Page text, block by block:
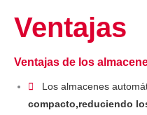
Ventajas
Ventajas de los
Los almacenes
compacto,reduciendo